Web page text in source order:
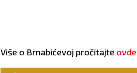
Više o Brnabićevoj pročitajte